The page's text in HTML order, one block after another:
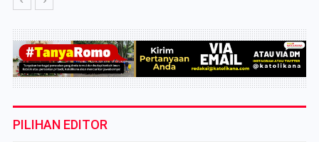
PILIHAN EDITOR